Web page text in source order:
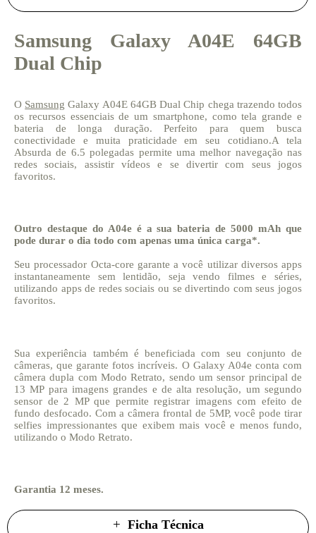
Samsung Galaxy A04E 64GB
Dual Chip
O Samsung Galaxy A04E 64GB Dual Chip chega trazendo todos
os recursos essenciais de um smartphone, como tela grande e
bateria de longa duração. Perfeito para quem busca
conectividade e muita praticidade em seu cotidiano.A tela
Absurda de 6.5 polegadas permite uma melhor navegação nas
redes sociais, assistir vídeos e se divertir com seus jogos
favoritos.
Outro destaque do A04e é a sua bateria de 5000 mAh que
pode durar o dia todo com apenas uma única carga*.
Seu processador Octa-core garante a você utilizar diversos apps
instantaneamente sem lentidão, seja vendo filmes e séries,
utilizando apps de redes sociais ou se divertindo com seus jogos
favoritos.
Sua experiência também é beneficiada com seu conjunto de
câmeras, que garante fotos incríveis. O Galaxy A04e conta com
câmera dupla com Modo Retrato, sendo um sensor principal de
13 MP para imagens grandes e de alta resolução, um segundo
sensor de 2 MP que permite registrar imagens com efeito de
fundo desfocado. Com a câmera frontal de 5MP, você pode tirar
selfies impressionantes que exibem mais você e menos fundo,
utilizando o Modo Retrato.
Garantia 12 meses.
Ficha Técnica